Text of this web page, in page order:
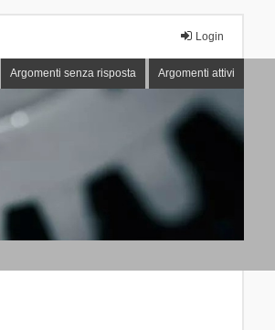
Login
Argomenti senza risposta Argomenti attivi